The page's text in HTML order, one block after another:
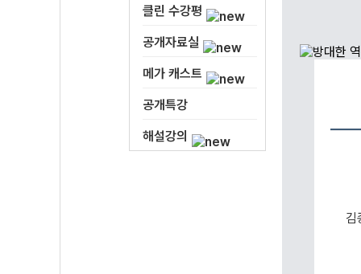
클린 수강평
공개자료실
메가 캐스트
공개특강
해설강의
김